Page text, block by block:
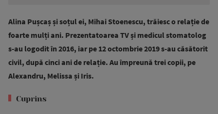
Alina Pușcaș și soțul ei, Mihai Stoenescu, trăiesc o relație de
foarte mulți ani. Prezentatoarea TV și medicul stomatolog
s-au logodit în 2016, iar pe 12 octombrie 2019 s-au căsătorit
civil, după cinci ani de relație. Au împreună trei copii, pe
Alexandru, Melissa și Iris.
Cuprins